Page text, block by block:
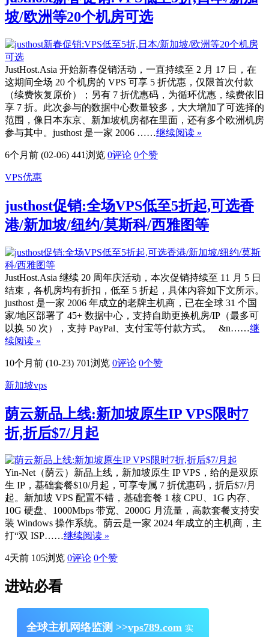
坡/欧洲等20个机房可选
JustHost.Asia 开始新春促销活动，一直持续至 2 月 17 日，在
这期间全场 20 个机房的 VPS 可享 5 折优惠，仅限首次付款
（续费恢复原价）；另有 7 折优惠码，为循环优惠，续费依旧
享 7 折。此次参与的数据中心数量较多，大大增加了可选择的
范围，像日本东京、新加坡机房都在里面，还有多个欧洲机房
参与其中。justhost 是一家 2006 ……继续阅读 »
6个月前 (02-06) 441浏览 0评论 0个赞
VPS优惠
justhost促销:全场VPS低至5折起,可选香
港/新加坡/纽约/莫斯科/西雅图等
JustHost.Asia 继续 20 周年庆活动，本次促销持续至 11 月 5 日
结束，各机房均有折扣，低至 5 折起，具体内容如下文所示。
justhost 是一家 2006 年成立的老牌主机商，已在全球 31 个国
家/地区部署了 45+ 数据中心，支持自助更换机房/IP（最多可
以换 50 次），支持 PayPal、支付宝等付款方式。 &n……继
续阅读 »
10个月前 (10-23) 701浏览 0评论 0个赞
新加坡vps
荫云新品上线:新加坡原生IP VPS限时7
折,折后$7/月起
Yin-Net（荫云）新品上线，新加坡原生 IP VPS，给的是双原
生 IP，基础套餐$10/月起，可享专属 7 折优惠码，折后$7/月
起。新加坡 VPS 配置不错，基础套餐 1 核 CPU、1G 内存、
10G 硬盘、1000Mbps 带宽、2000G 月流量，高款套餐支持安
装 Windows 操作系统。荫云是一家 2024 年成立的主机商，主
打“双 ISP……继续阅读 »
4天前 105浏览 0评论 0个赞
进站必看
全球主机网络监测 >>vps789.com 实